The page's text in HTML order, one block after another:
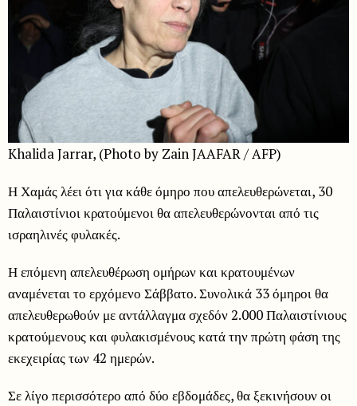
Khalida Jarrar, (Photo by Zain JAAFAR / AFP)
Η Χαμάς λέει ότι για κάθε όμηρο που απελευθερώνεται, 30
Παλαιστίνιοι κρατούμενοι θα απελευθερώνονται από τις
ισραηλινές φυλακές.
Η επόμενη απελευθέρωση ομήρων και κρατουμένων
αναμένεται το ερχόμενο Σάββατο. Συνολικά 33 όμηροι θα
απελευθερωθούν με αντάλλαγμα σχεδόν 2.000 Παλαιστίνιους
κρατούμενους και φυλακισμένους κατά την πρώτη φάση της
εκεχειρίας των 42 ημερών.
Σε λίγο περισσότερο από δύο εβδομάδες, θα ξεκινήσουν οι